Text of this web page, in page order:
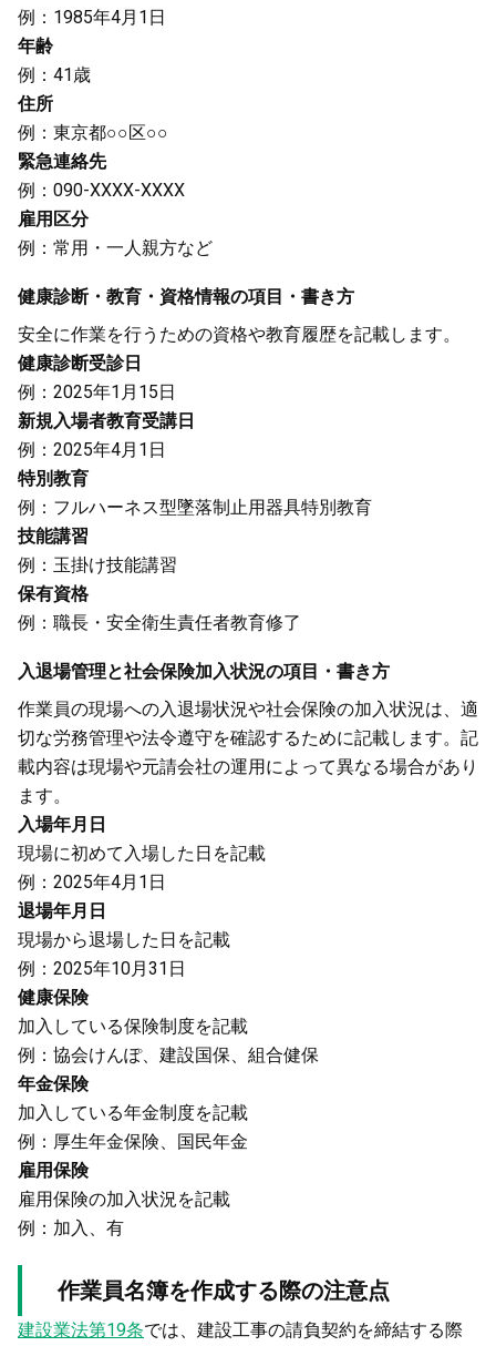
例：1985年4月1日
年齢
例：41歳
住所
例：東京都○○区○○
緊急連絡先
例：090-XXXX-XXXX
雇用区分
例：常用・一人親方など
健康診断・教育・資格情報の項目・書き方
安全に作業を行うための資格や教育履歴を記載します。
健康診断受診日
例：2025年1月15日
新規入場者教育受講日
例：2025年4月1日
特別教育
例：フルハーネス型墜落制止用器具特別教育
技能講習
例：玉掛け技能講習
保有資格
例：職長・安全衛生責任者教育修了
入退場管理と社会保険加入状況の項目・書き方
作業員の現場への入退場状況や社会保険の加入状況は、適
切な労務管理や法令遵守を確認するために記載します。記
載内容は現場や元請会社の運用によって異なる場合があり
ます。
入場年月日
現場に初めて入場した日を記載
例：2025年4月1日
退場年月日
現場から退場した日を記載
例：2025年10月31日
健康保険
加入している保険制度を記載
例：協会けんぽ、建設国保、組合健保
年金保険
加入している年金制度を記載
例：厚生年金保険、国民年金
雇用保険
雇用保険の加入状況を記載
例：加入、有
作業員名簿を作成する際の注意点
建設業法第19条では、建設工事の請負契約を締結する際